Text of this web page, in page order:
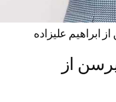
علیزاده
از